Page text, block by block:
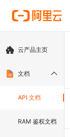
云产品主页
文档
API 文档
RAM 鉴权文档